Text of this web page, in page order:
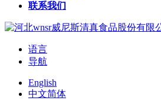
联系我们
语言
导航
English
中文简体